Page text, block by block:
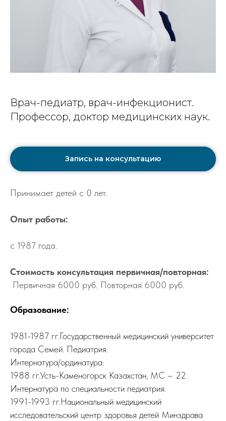
Врач-педиатр, врач-инфекционист.
Профессор, доктор медицинских наук.
Запись на консультацию
Принимает детей с 0 лет.
Опыт работы:
с 1987 года.
Стоимость консультация первичная/повторная:
Первичная 6000 руб. Повторная 6000 руб.
Образование:
1981-1987 гг.Государственный медицинский университет
города Семей. Педиатрия.
Интернатура/ординатура:
1988 гг.Усть-Каменогорск Казахстан, МС – 22.
Интернатура по специальности педиатрия.
1991-1993 гг.Национальный медицинский
исследовательский центр здоровья детей Минздрава